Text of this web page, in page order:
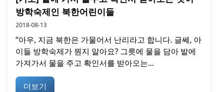
방학숙제인 북한어린이들
2018-08-13
“아우, 지금 북한은 가물어서 난리라고 합니다. 글쎄, 아
이들 방학숙제가 뭔지 알아요? 그릇에 물을 담아 밭에
가져가서 물을 주고 확인서를 받아오는...
더보기